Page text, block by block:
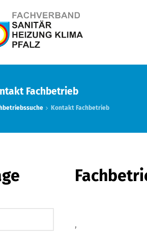
Fachbetrieb
Kontakt Fachbetrieb
,